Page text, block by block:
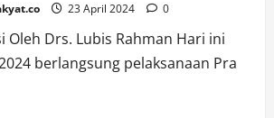
23 April 2024 0
Oleh Drs. Lubis Rahman Hari ini
berlangsung pelaksanaan Pra